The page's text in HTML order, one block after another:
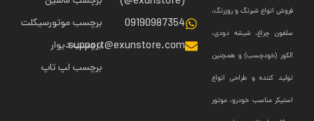
فروش انواع شبرنگ و روزرنگ،
سلفون چراغ، شیشه دودی،
آلکور (خودچسب) و همچنین
تولید کننده و طراحی انواع
استیکر مناسب خودرو، موتور
09190987354
support@exunstore.com
برچسب موتورسیکلت
برچسب دیوار
برچسب لپ تاپ